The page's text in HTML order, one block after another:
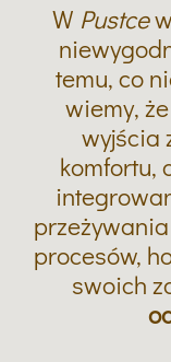
W Pustce
temu, co
wiemy,
wyjścia
komfortu,
procesów,
swoich